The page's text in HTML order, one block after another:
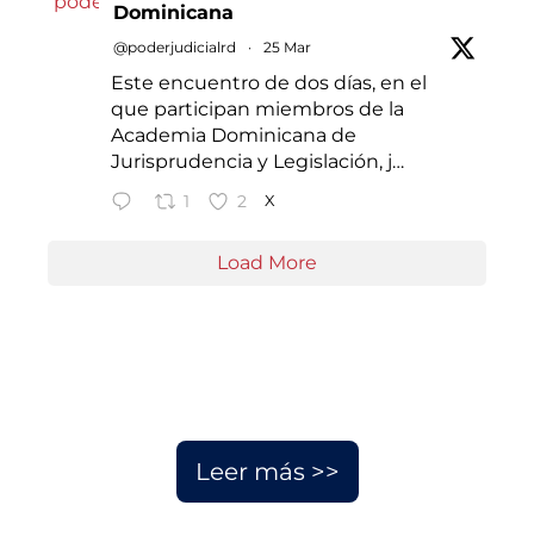
Dominicana
@poderjudicialrd · 25 Mar
Este encuentro de dos días, en el
que participan miembros de la
Academia Dominicana de
Jurisprudencia y Legislación, j…
1 2 X
Load More
Leer más >>